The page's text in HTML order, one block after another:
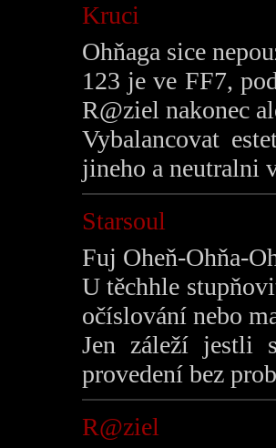
Kruci
Ohňaga sice
123 je ve FF7,
R@ziel nakonec
Vybalancovat
jineho a neutralni
Starsoul
Fuj Oheň-Ohňa-
U těchhle
očíslování nebo
Jen záleží jestli
provedení bez
R@ziel